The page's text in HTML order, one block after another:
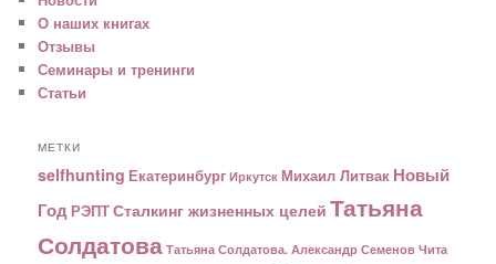
О наших книгах
Отзывы
Семинары и тренинги
Статьи
МЕТКИ
selfhunting Екатеринбург Иркутск Михаил Литвак Новый
Год РЭПТСталкинг жизненных целей Татьяна
Солдатова Татьяна Солдатова. Александр Семенов Чита